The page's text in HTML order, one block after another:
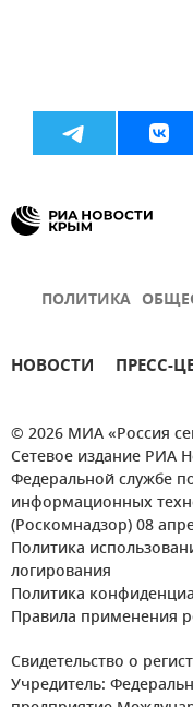
ПОЛИТИКА
НОВОСТИ ПРЕСС-
© 2026 МИА «Россия
Сетевое издание РИА
Федеральной службе
информационных
(Роскомнадзор) 08
Политика
логирования
Политика
Правила применения
Свидетельство о
Учредитель: